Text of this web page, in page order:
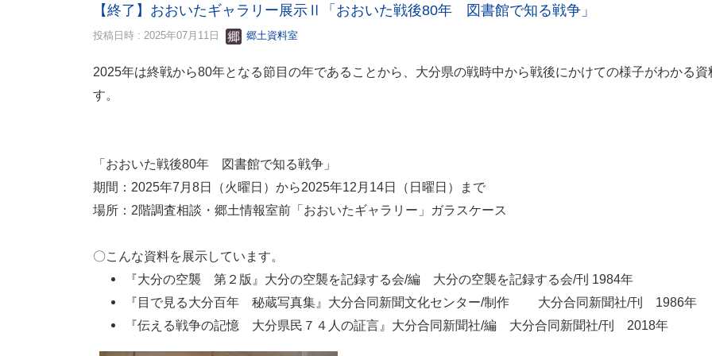
【終了】おおいたギャラリー展示Ⅱ「おおいた戦後80年 図書館で知る戦争」
投稿日時 : 2025年07月11日 郷土資料室
2025年は終戦から80年となる節目の年であることから、大分県の戦時中から戦後にかけての様子がわかる資
す
「おおいた戦後80年 図書館で知る戦争」
期間：2025年7月8日（火曜日）から2025年12月14日（日曜日）まで
場所：2階調査相談・郷土情報室前「おおいたギャラリー」ガラスケース
〇こんな資料を展示しています。
『大分の空襲 第２版』大分の空襲を記録する会/編 大分の空襲を記録する会/刊 1984年
『目で見る大分百年 秘蔵写真集』大分合同新聞文化センター/制作 大分合同新聞社/刊 1986年
『伝える戦争の記憶 大分県民７４人の証言』大分合同新聞社/編 大分合同新聞社/刊 2018年